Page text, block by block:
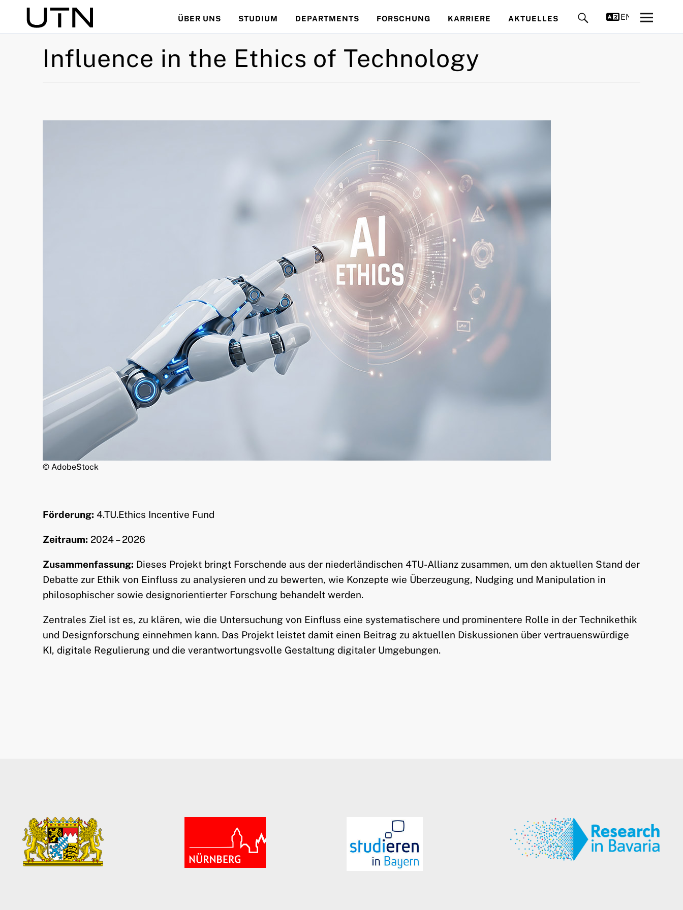
ÜBER UNS STUDIUM DEPARTMENTS FORSCHUNG KARRIERE AKTUELLES ENGLISH
Influence in the Ethics of Technology
© AdobeStock
Förderung: 4.TU.Ethics Incentive Fund
Zeitraum: 2024 – 2026
Zusammenfassung: Dieses Projekt bringt Forschende aus der niederländischen 4TU-Allianz zusammen, um den aktuellen Stand der
Debatte zur Ethik von Einfluss zu analysieren und zu bewerten, wie Konzepte wie Überzeugung, Nudging und Manipulation in
philosophischer sowie designorientierter Forschung behandelt werden.
Zentrales Ziel ist es, zu klären, wie die Untersuchung von Einfluss eine systematischere und prominentere Rolle in der Technikethik
und Designforschung einnehmen kann. Das Projekt leistet damit einen Beitrag zu aktuellen Diskussionen über vertrauenswürdige
KI, digitale Regulierung und die verantwortungsvolle Gestaltung digitaler Umgebungen.